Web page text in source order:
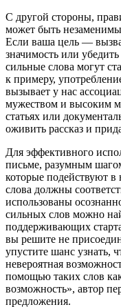
С другой стороны,
может быть
Если ваша цель —
значимость или
сильные слова могут
к примеру,
вызывает у нас
мужеством и высоким
статьях или
оживить рассказ и
Для эффективного
письме, разумным
которые подействуют
слова должны
использованы
сильных слов можно
поддерживающих
вы решите не
упустите шанс узнать,
невероятная
помощью таких слов
возможность», автор
предложения.